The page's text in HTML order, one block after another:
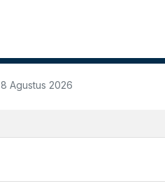
8 Agustus 2026